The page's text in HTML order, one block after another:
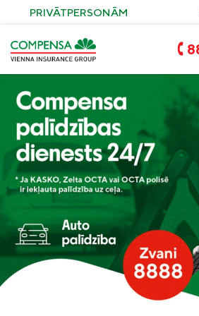
Compensa
Nedzīvības un
apdrošināšana
Compensa Life
Dzīvības un veselības
apdrošināšanas
OCTA
Zelta OCTA
KASKO
PRIVĀTPERSONĀM